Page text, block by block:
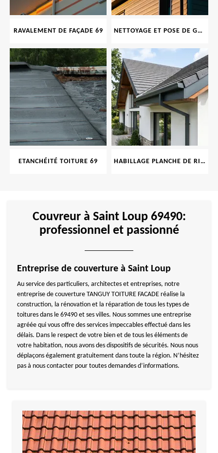
RAVALEMENT DE FAÇADE 69 NETTOYAGE ET POSE DE GOUTTIÈRE 69
ETANCHÉITÉ TOITURE 69 HABILLAGE PLANCHE DE RIVE 69
Couvreur à Saint Loup 69490:
professionnel et passionné
Entreprise de couverture à Saint Loup
Au service des particuliers, architectes et entreprises, notre
entreprise de couverture TANGUY TOITURE FACADE réalise la
construction, la rénovation et la réparation de tous les types de
toitures dans le 69490 et ses villes. Nous sommes une entreprise
agréée qui vous offre des services impeccables effectué dans les
délais. Dans le respect de votre bien et de tous les éléments de
votre habitation, nous avons des dispositifs de sécurités. Nous nous
déplaçons également gratuitement dans toute la région. N’hésitez
pas à nous contacter pour toutes demandes d’informations.